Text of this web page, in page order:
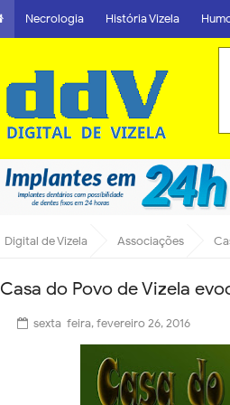
Necrologia História Vizela
Digital de Vizela Associações
Casa do Povo de Vizela
sexta-feira, fevereiro 26, 2016